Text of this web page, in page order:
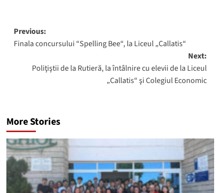
Post
navigation
Previous:
Finala concursului “Spelling Bee“, la Liceul „Callatis“
Next:
Poliţiştii de la Rutieră, la întâlnire cu elevii de la Liceul
„Callatis“ şi Colegiul Economic
More Stories